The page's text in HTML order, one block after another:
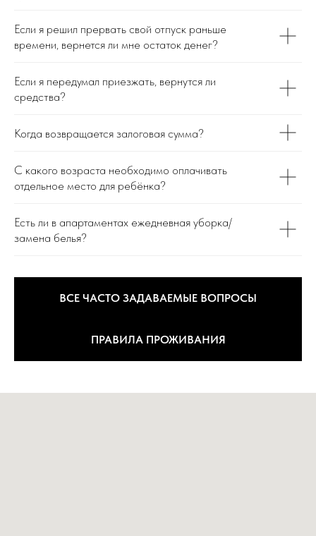
Если я решил прервать свой отпуск раньше
времени, вернется ли мне остаток денег?
Если я передумал приезжать, вернутся ли
средства?
Когда возвращается залоговая сумма?
С какого возраста необходимо оплачивать
отдельное место для ребёнка?
Есть ли в апартаментах ежедневная уборка/
замена белья?
ВСЕ ЧАСТО ЗАДАВАЕМЫЕ ВОПРОСЫ
ПРАВИЛА ПРОЖИВАНИЯ